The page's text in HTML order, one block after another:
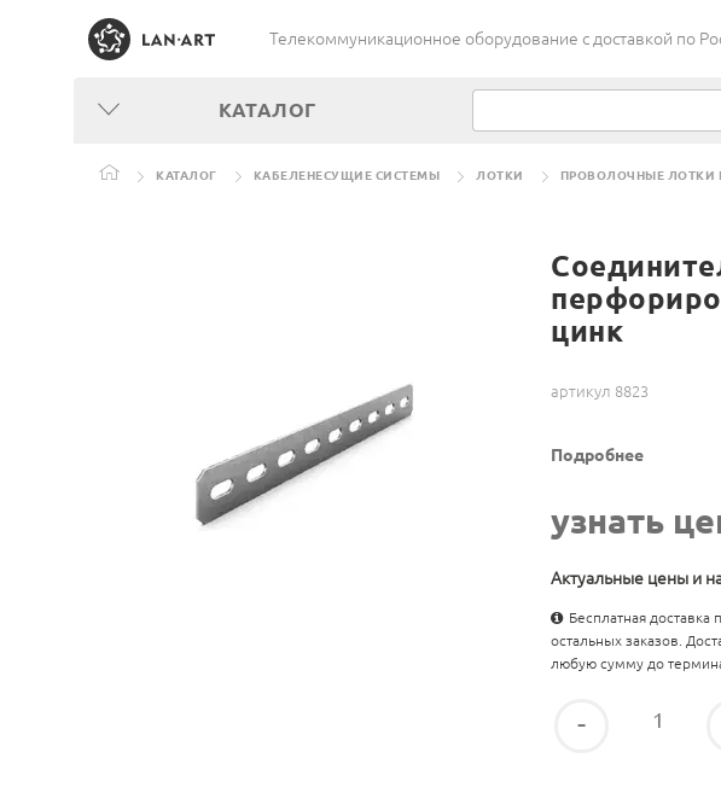
Телекоммуникационное оборудование c доставкой по
КАТАЛОГ
КАТАЛОГ КАБЕЛЕНЕСУЩИЕ СИСТЕМЫ ЛОТКИ ПРОВОЛОЧНЫЕ ЛОТКИ
цинк
артикул 8823
Подробнее
узнать
Актуальные цены и
Бесплатная
остальных заказов.
любую сумму до
-